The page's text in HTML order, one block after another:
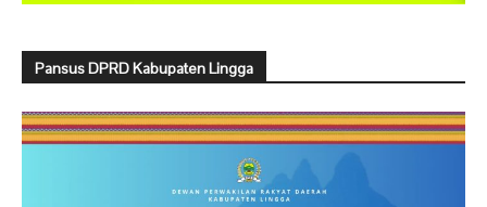
Pansus DPRD Kabupaten Lingga